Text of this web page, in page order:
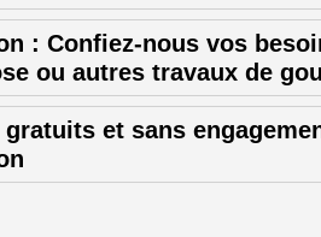
: Confiez-nous vos
ou autres travaux de
gratuits et sans